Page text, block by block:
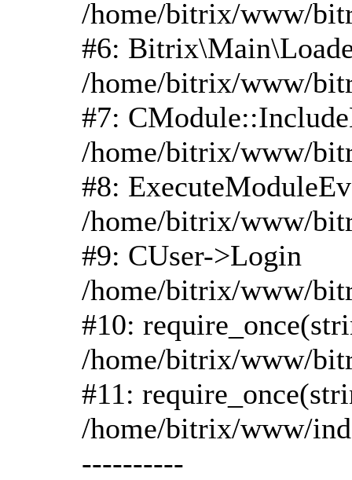
/home/bitrix/www/
#6:
/home/bitrix/www/
#7:
/home/bitrix/www/
#8:
/home/bitrix/www/
#9: CUser->Login
/home/bitrix/www/
#10:
/home/bitrix/www/
#11:
/home/bitrix/www/
----------